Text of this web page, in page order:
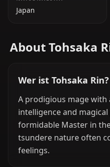
Japan
About Tohsaka
Wer ist Tohsaka Rin?
A prodigious mage with
intelligence and
formidable Master in
tsundere nature often
feelings.